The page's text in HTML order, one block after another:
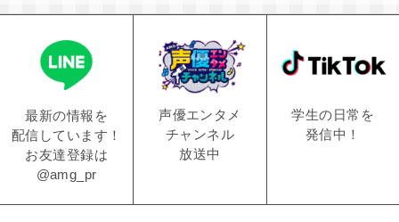
最新の情報を
配信しています！
お友達登録は
@amg_pr
声優エンタメ
チャンネル
放送中
学生の日常を
発信中！